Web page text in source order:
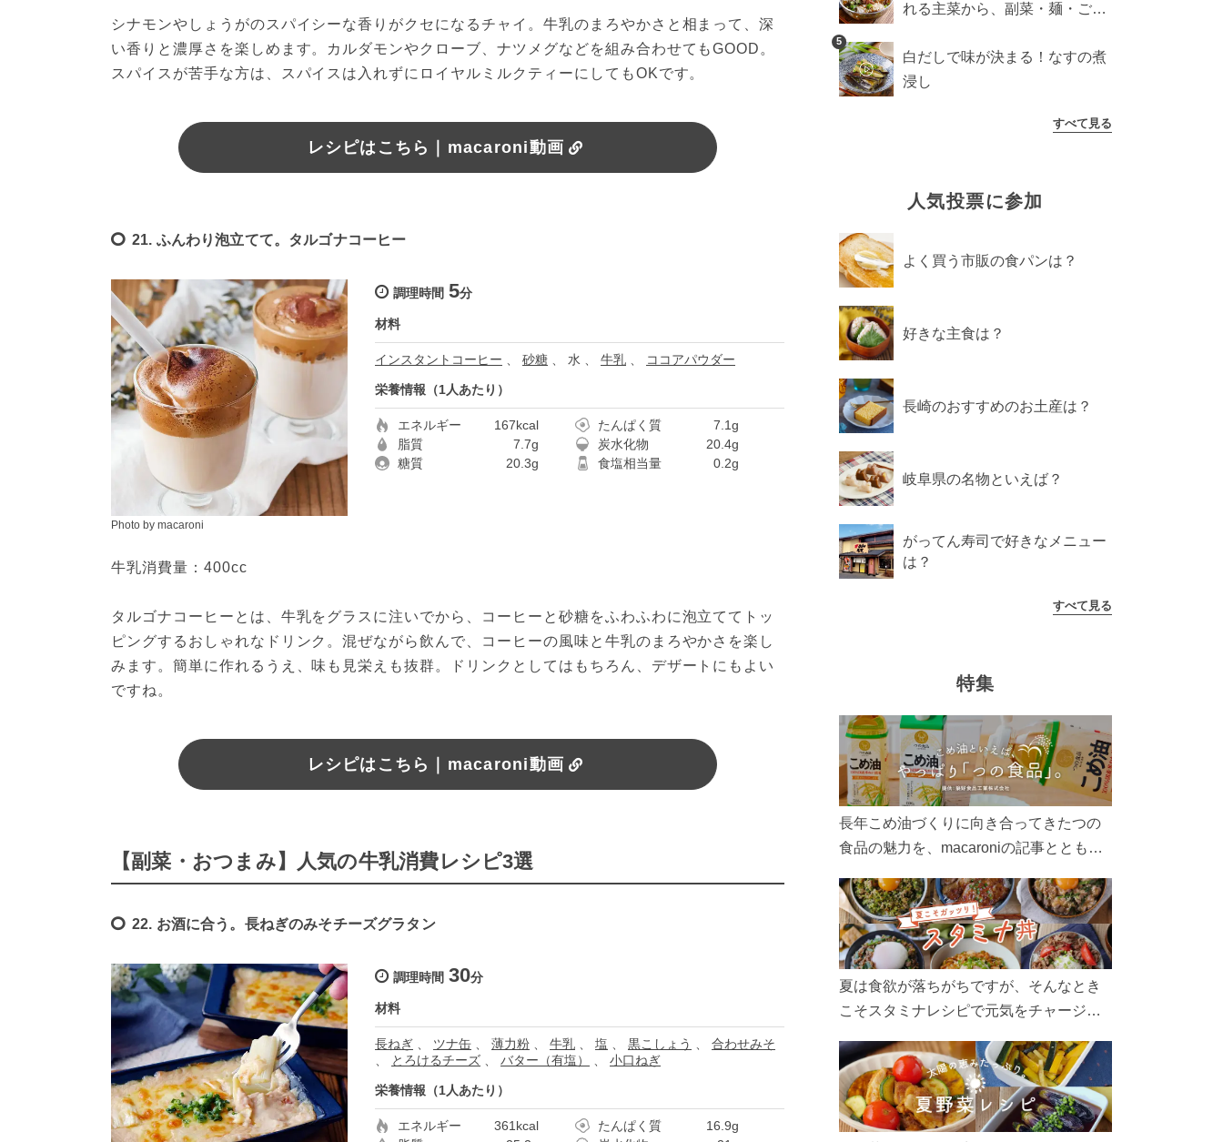
シナモンやしょうがのスパイシーな香りがクセになるチャイ。牛乳のまろやかさと相まって、深
い香りと濃厚さを楽しめます。カルダモンやクローブ、ナツメグなどを組み合わせてもGOOD。
スパイスが苦手な方は、スパイスは入れずにロイヤルミルクティーにしてもOKです。
レシピはこちら｜macaroni動画
21. ふんわり泡立てて。タルゴナコーヒー
Photo by macaroni
調理時間 5分
材料
インスタントコーヒー 砂糖 水 牛乳 ココアパウダー
栄養情報（1人あたり）
エネルギー 167kcal たんぱく質
7.1g
脂質
7.7g 炭水化物
20.4g
糖質
20.3g 食塩相当量 0.2g
牛乳消費量：400cc
タルゴナコーヒーとは、牛乳をグラスに注いでから、コーヒーと砂糖をふわふわに泡立ててトッ
ピングするおしゃれなドリンク。混ぜながら飲んで、コーヒーの風味と牛乳のまろやかさを楽し
みます。簡単に作れるうえ、味も見栄えも抜群。ドリンクとしてはもちろん、デザートにもよい
ですね。
レシピはこちら｜macaroni動画
【副菜・おつまみ】人気の牛乳消費レシピ3選
22. お酒に合う。長ねぎのみそチーズグラタン
調理時間 30分
材料
長ねぎ ツナ缶 薄力粉 牛乳 塩 黒こしょう
合わせみそ
とろけるチーズ バター（有塩） 小口ねぎ
栄養情報（1人あたり）
エネルギー 361kcal たんぱく質
16.9g
れる主菜から、副菜・麺・ごは
5
白だしで味が決まる！なすの煮
浸し
すべて見る
人気投票に参加
よく買う市販の食パンは？
好きな主食は？
長崎のおすすめのお土産は？
岐阜県の名物といえば？
がってん寿司で好きなメニュー
は？
すべて見る
特集
長年こめ油づくりに向き合ってきたつの
食品の魅力を、macaroniの記事とともに
ん、製造現場や品質へのこだわりまで。
こめ油をもっと好きになるコンテンツを
ぜひお楽しみください。
夏は食欲が落ちがちですが、そんなとき
こそスタミナレシピで元気をチャージ！
リ食べて、夏バテを吹き飛ばしましょ
う！